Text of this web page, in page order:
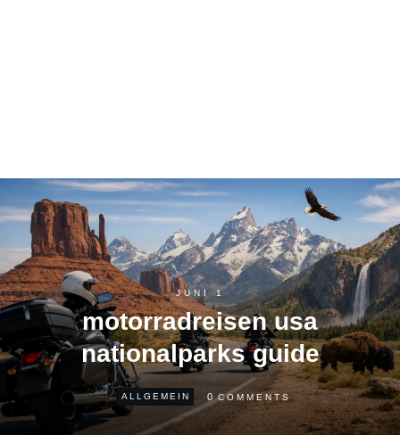
JUNI 1
motorradreisen usa
nationalparks guide
ALLGEMEIN 0 COMMENTS